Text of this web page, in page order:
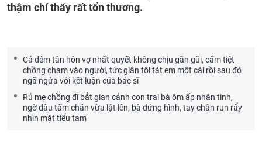
thậm chí thấy rất tổn thương.
Cả đêm tân hôn vợ nhất quyết không chịu gần gũi, cấm tiệt
chồng chạm vào người, tức giận tôi tát em một cái rồi sau đó
ngã ngửa với kết luận của bác sĩ
Rủ mẹ chồng đi bắt gian cảnh con trai bà ôm ấp nhân tình,
ngờ đâu tấm chăn vừa lật lên, bà đứng hình, tay chân run rẩy
nhìn mặt tiểu tam